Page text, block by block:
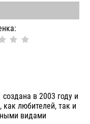
в 2003 году и
как любителей, так и
видами